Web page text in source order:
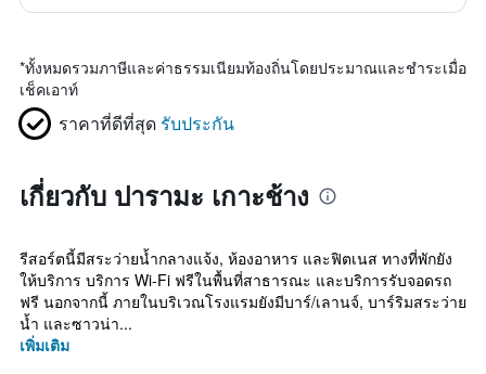
*ทั้งหมดรวมภาษีและค่าธรรมเนียมท้องถิ่นโดยประมาณและชำระเมื่อ
เช็คเอาท์
ราคาที่ดีที่สุด รับประกัน
เกี่ยวกับ ปารามะ เกาะช้าง
รีสอร์ตนี้มีสระว่ายน้ำกลางแจ้ง, ห้องอาหาร และฟิตเนส ทางที่พักยัง
ให้บริการ บริการ Wi-Fi ฟรีในพื้นที่สาธารณะ และบริการรับจอดรถ
ฟรี นอกจากนี้ ภายในบริเวณโรงแรมยังมีบาร์/เลานจ์, บาร์ริมสระว่าย
น้ำ และซาวน่า...
เพิ่มเติม